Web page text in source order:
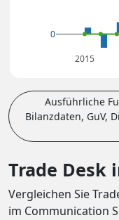
2015
0
Ausführliche
Bilanzdaten, GuV,
Trade Desk
Vergleichen Sie
im Communication